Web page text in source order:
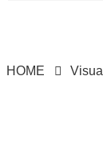
HOME Visual